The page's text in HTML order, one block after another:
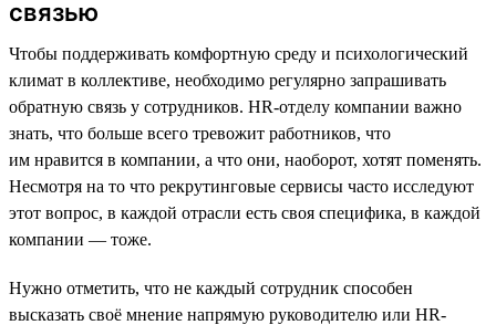
связью
Чтобы поддерживать комфортную среду и психологический
климат в коллективе, необходимо регулярно запрашивать
обратную связь у сотрудников. HR-отделу компании важно
знать, что больше всего тревожит работников, что
им нравится в компании, а что они, наоборот, хотят поменять.
Несмотря на то что рекрутинговые сервисы часто исследуют
этот вопрос, в каждой отрасли есть своя специфика, в каждой
компании — тоже.
Нужно отметить, что не каждый сотрудник способен
высказать своё мнение напрямую руководителю или HR-